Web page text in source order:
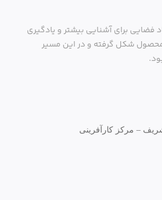
فضایی برای آشنایی بیشتر و یادگیری
شکل گرفته و در این مسیر
– مرکز کارآفرینی